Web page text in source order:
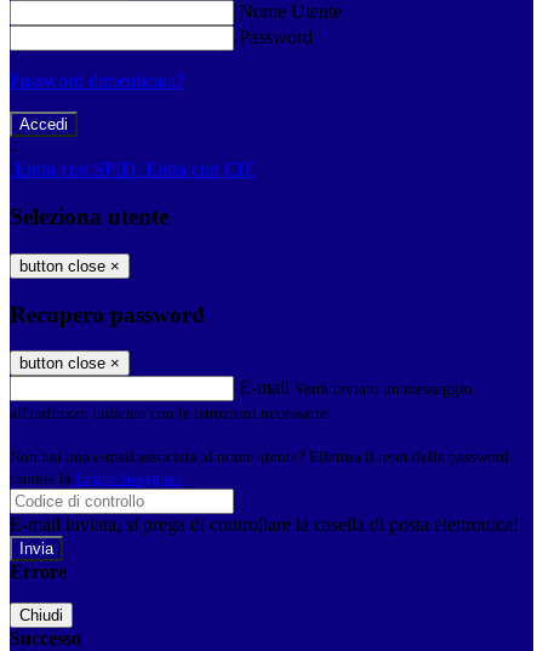
Nome Utente
Password
Password dimenticata?
-
Entra con SPID Entra con CIE
Seleziona utente
button close ×
Recupero password
button close ×
E-mail Verrà inviato un messaggio
all'indirizzo indicato con le istruzioni necessarie.
Non hai una e-mail associata al nome utente? Effettua il reset della password
tramite la Login Spaggiari
E-mail inviata, si prega di controllare la casella di posta elettronica!
Errore
Chiudi
Successo